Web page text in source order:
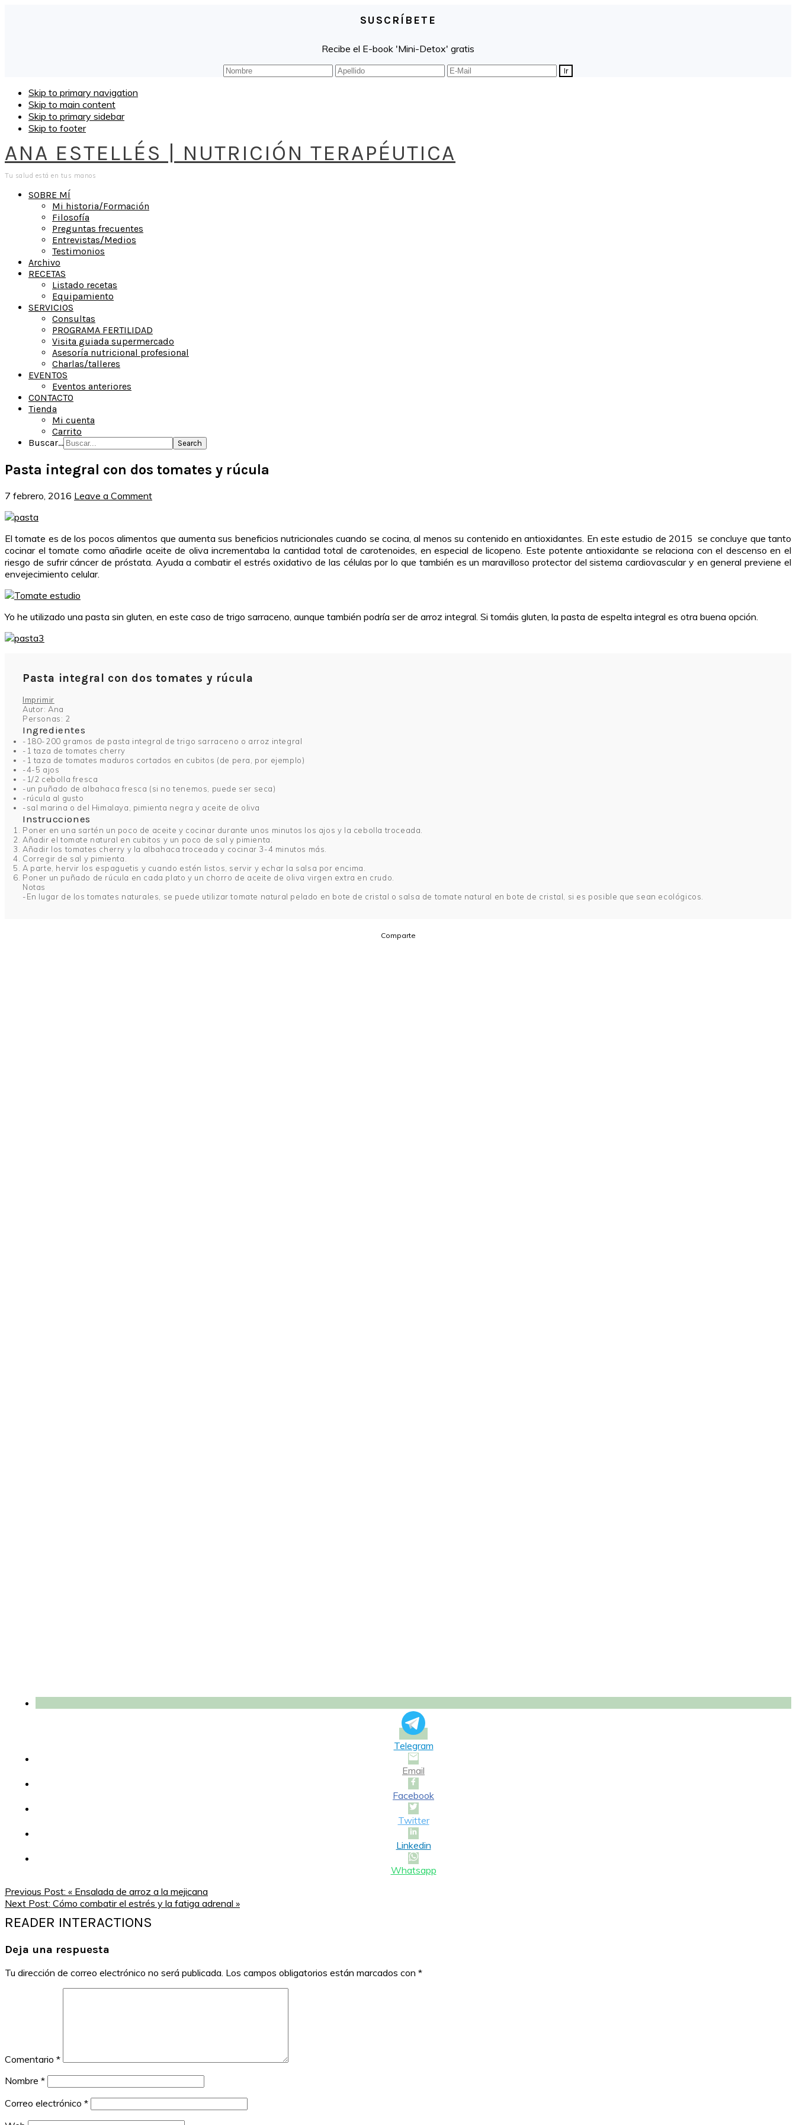
SUSCRÍBETE
Recibe el E-book 'Mini-Detox' gratis
Skip to primary navigation
Skip to main content
Skip to primary sidebar
Skip to footer
ANA ESTELLÉS | NUTRICIÓN TERAPÉUTICA
Tu salud está en tus manos
SOBRE MÍ
Mi historia/Formación
Filosofía
Preguntas frecuentes
Entrevistas/Medios
Testimonios
Archivo
RECETAS
Listado recetas
Equipamiento
SERVICIOS
Consultas
PROGRAMA FERTILIDAD
Visita guiada supermercado
Asesoría nutricional profesional
Charlas/talleres
EVENTOS
Eventos anteriores
CONTACTO
Tienda
Mi cuenta
Carrito
Buscar...
Pasta integral con dos tomates y rúcula
7 febrero, 2016 Leave a Comment
El tomate es de los pocos alimentos que aumenta sus beneficios nutricionales cuando se cocina, al menos su contenido en antioxidantes. En este estudio de 2015 se concluye que tanto
cocinar el tomate como añadirle aceite de oliva incrementaba la cantidad total de carotenoides, en especial de licopeno. Este potente antioxidante se relaciona con el descenso en el
riesgo de sufrir cáncer de próstata. Ayuda a combatir el estrés oxidativo de las células por lo que también es un maravilloso protector del sistema cardiovascular y en general previene el
envejecimiento celular.
Yo he utilizado una pasta sin gluten, en este caso de trigo sarraceno, aunque también podría ser de arroz integral. Si tomáis gluten, la pasta de espelta integral es otra buena opción.
Pasta integral con dos tomates y rúcula
Imprimir
Autor: Ana
Personas: 2
Ingredientes
-180-200 gramos de pasta integral de trigo sarraceno o arroz integral
-1 taza de tomates cherry
-1 taza de tomates maduros cortados en cubitos (de pera, por ejemplo)
-4-5 ajos
-1/2 cebolla fresca
-un puñado de albahaca fresca (si no tenemos, puede ser seca)
-rúcula al gusto
-sal marina o del Himalaya, pimienta negra y aceite de oliva
Instrucciones
Poner en una sartén un poco de aceite y cocinar durante unos minutos los ajos y la cebolla troceada.
Añadir el tomate natural en cubitos y un poco de sal y pimienta.
Añadir los tomates cherry y la albahaca troceada y cocinar 3-4 minutos más.
Corregir de sal y pimienta.
A parte, hervir los espaguetis y cuando estén listos, servir y echar la salsa por encima.
Poner un puñado de rúcula en cada plato y un chorro de aceite de oliva virgen extra en crudo.
Notas
-En lugar de los tomates naturales, se puede utilizar tomate natural pelado en bote de cristal o salsa de tomate natural en bote de cristal, si es posible que sean ecológicos.
Comparte
Telegram
Email
Facebook
Twitter
Linkedin
Whatsapp
Previous Post: « Ensalada de arroz a la mejicana
Next Post: Cómo combatir el estrés y la fatiga adrenal »
READER INTERACTIONS
Deja una respuesta
Tu dirección de correo electrónico no será publicada. Los campos obligatorios están marcados con *
Comentario *
Nombre *
Correo electrónico *